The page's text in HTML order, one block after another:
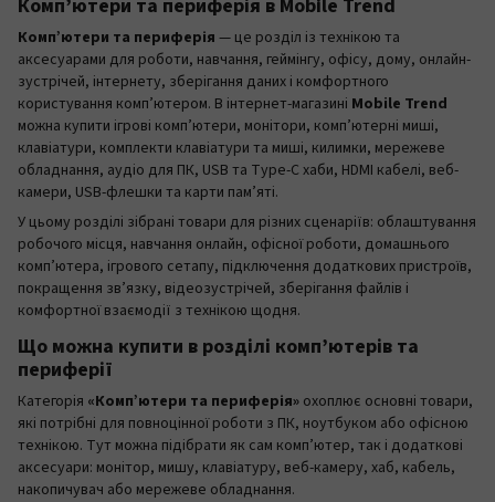
Комп’ютери та периферія в Mobile Trend
Комп’ютери та периферія — це розділ із технікою та
аксесуарами для роботи, навчання, геймінгу, офісу, дому, онлайн-
зустрічей, інтернету, зберігання даних і комфортного
користування комп’ютером. В інтернет-магазині Mobile Trend
можна купити ігрові комп’ютери, монітори, комп’ютерні миші,
клавіатури, комплекти клавіатури та миші, килимки, мережеве
обладнання, аудіо для ПК, USB та Type-C хаби, HDMI кабелі, веб-
камери, USB-флешки та карти пам’яті.
У цьому розділі зібрані товари для різних сценаріїв: облаштування
робочого місця, навчання онлайн, офісної роботи, домашнього
комп’ютера, ігрового сетапу, підключення додаткових пристроїв,
покращення зв’язку, відеозустрічей, зберігання файлів і
комфортної взаємодії з технікою щодня.
Що можна купити в розділі комп’ютерів та
периферії
Категорія «Комп’ютери та периферія» охоплює основні товари,
які потрібні для повноцінної роботи з ПК, ноутбуком або офісною
технікою. Тут можна підібрати як сам комп’ютер, так і додаткові
аксесуари: монітор, мишу, клавіатуру, веб-камеру, хаб, кабель,
накопичувач або мережеве обладнання.